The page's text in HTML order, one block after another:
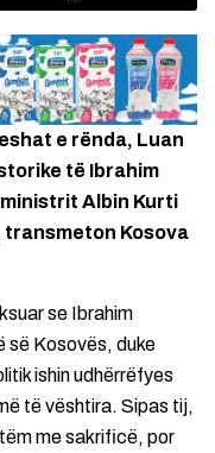
e rënda, Luan
të Ibrahim
Albin Kurti
transmeton Kosova
se Ibrahim
së Kosovës, duke
ishin udhërrëfyes
të vështira. Sipas tij,
me sakrificë, por